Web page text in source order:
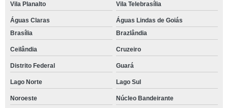
Vila Planalto Vila Telebrasília
Águas Claras
Águas Lindas de Goiás
Brasília
Brazlândia
Ceilândia Cruzeiro
Distrito Federal Guará
Lago Norte Lago Sul
Noroeste Núcleo Bandeirante